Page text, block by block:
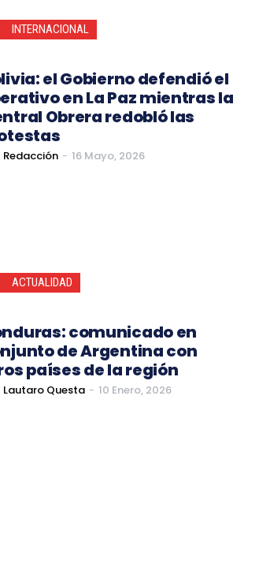
INTERNACIONAL
el Gobierno defendió el
en La Paz mientras la
Obrera redobló las
Redacción - 16 Mayo, 2026
ACTUALIDAD
comunicado en
de Argentina con
países de la región
Lautaro Questa - 10 Enero, 2026